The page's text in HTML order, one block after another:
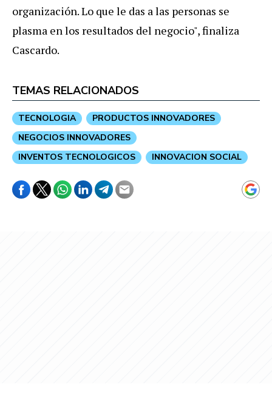
organización. Lo que le das a las personas se
plasma en los resultados del negocio", finaliza
Cascardo.
TEMAS RELACIONADOS
TECNOLOGIA
PRODUCTOS INNOVADORES
NEGOCIOS INNOVADORES
INVENTOS TECNOLOGICOS
INNOVACION SOCIAL